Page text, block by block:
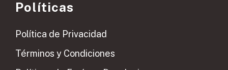
Políticas
Política de Privacidad
Términos y Condiciones